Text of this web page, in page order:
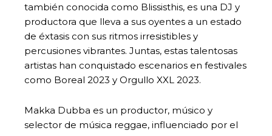
también conocida como Blissisthis, es una DJ y
productora que lleva a sus oyentes a un estado
de éxtasis con sus ritmos irresistibles y
percusiones vibrantes. Juntas, estas talentosas
artistas han conquistado escenarios en festivales
como Boreal 2023 y Orgullo XXL 2023.
Makka Dubba es un productor, músico y
selector de música reggae, influenciado por el